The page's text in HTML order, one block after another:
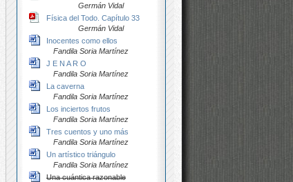
Germán Vidal
Física del Todo. Capítulo 33
Germán Vidal
Inocentes como ellos
Fandila Soria Martínez
J E N A R O
Fandila Soria Martínez
La caverna
Fandila Soria Martínez
Los inciertos frutos
Fandila Soria Martínez
Tres cuentos y uno más
Fandila Soria Martínez
Un artístico triángulo
Fandila Soria Martínez
Una cuántica razonable